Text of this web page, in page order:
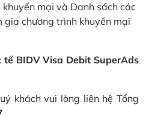
mại và Danh sách các
chương trình khuyến mại
BIDV Visa Debit SuperAds
khách vui lòng liên hệ Tổng